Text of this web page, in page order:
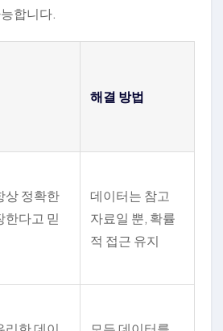
합니다.
해결 방법
상 정확한
한다고 믿
데이터는 참고
자료일 뿐, 확률
적 접근 유지